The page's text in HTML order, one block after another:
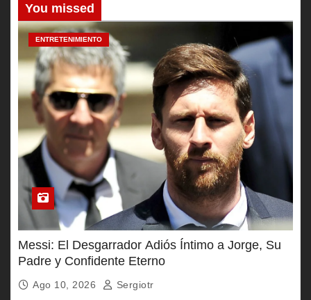
You missed
ENTRETENIMIENTO
Messi: El Desgarrador Adiós Íntimo a Jorge, Su
Padre y Confidente Eterno
Ago 10, 2026 Sergiotr